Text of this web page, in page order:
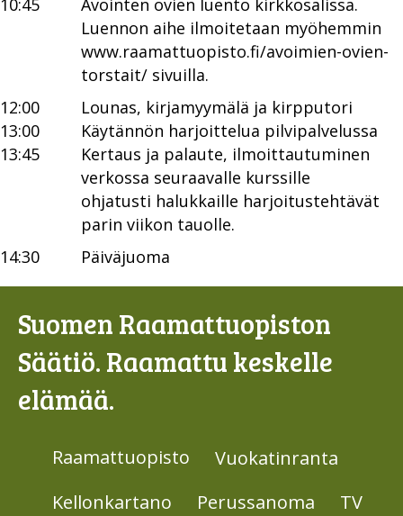
10:45
Avointen ovien luento kirkkosalissa.
Luennon aihe ilmoitetaan myöhemmin
www.raamattuopisto.fi/avoimien-ovien-
torstait/ sivuilla.
12:00
Lounas, kirjamyymälä ja kirpputori
13:00
Käytännön harjoittelua pilvipalvelussa
13:45
Kertaus ja palaute, ilmoittautuminen
verkossa seuraavalle kurssille
ohjatusti halukkaille harjoitustehtävät
parin viikon tauolle.
14:30
Päiväjuoma
Suomen Raamattuopiston
Säätiö. Raamattu keskelle
elämää.
Raamattuopisto
Vuokatinranta
Kellonkartano
Perussanoma
TV